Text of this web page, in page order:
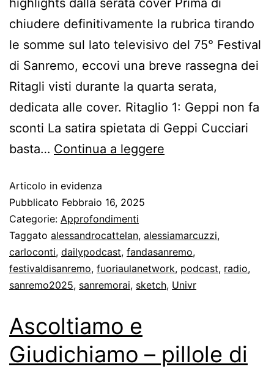
chiudere definitivamente la rubrica tirando
le somme sul lato televisivo del 75° Festival
di Sanremo, eccovi una breve rassegna dei
Ritagli visti durante la quarta serata,
dedicata alle cover. Ritaglio 1: Geppi non fa
sconti La satira spietata di Geppi Cucciari
basta… Continua a leggere
Articolo in evidenza
Pubblicato Febbraio 16, 2025
Categorie: Approfondimenti
Taggato alessandrocattelan, alessiamarcuzzi,
carloconti, dailypodcast, fandasanremo,
festivaldisanremo, fuoriaulanetwork, podcast, radio,
sanremo2025, sanremorai, sketch, Univr
Ascoltiamo e
Giudichiamo – pillole di